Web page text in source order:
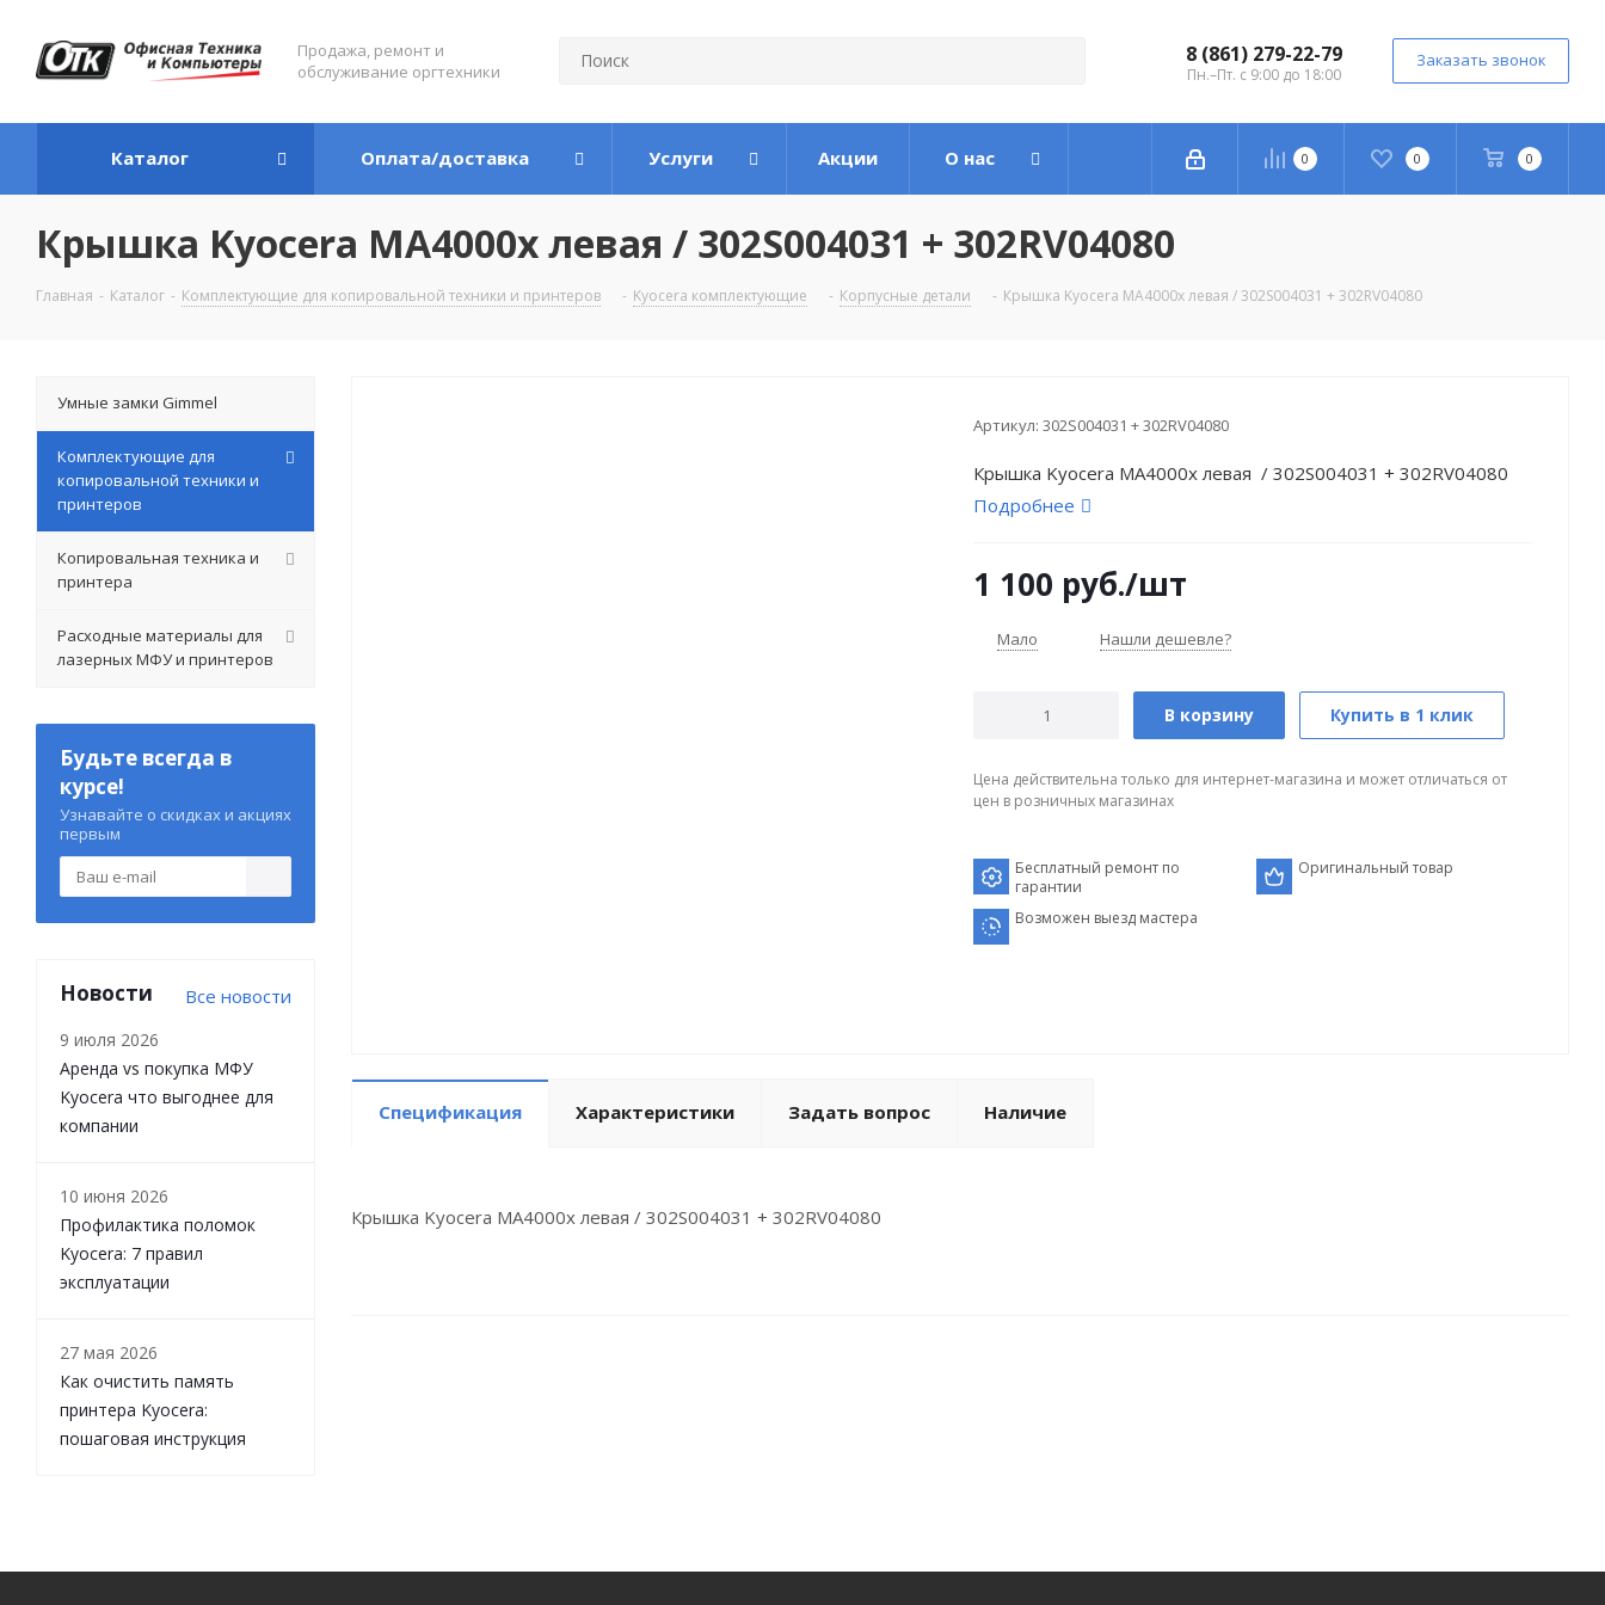
Продажа, ремонт и
обслуживание оргтехники
8 (861) 279-22-79
Пн.–Пт. с 9:00 до 18:00
Заказать звонок
0 0 0
Каталог Оплата/доставка Услуги Акции О нас
Крышка Kyocera MA4000x левая / 302S004031 + 302RV04080
Главная - Каталог - Комплектующие для копировальной техники и принтеров - Kyocera комплектующие - Корпусные детали - Крышка Kyocera MA4000x левая / 302S004031 + 302RV04080
Артикул: 302S004031 + 302RV04080
Крышка Kyocera MA4000x левая / 302S004031 + 302RV04080
Подробнее
1 100 руб./шт
Мало Нашли дешевле?
В корзину Купить в 1 клик
Цена действительна только для интернет-магазина и может отличаться от
цен в розничных магазинах
Бесплатный ремонт по
гарантии
Оригинальный товар
Возможен выезд мастера
Спецификация Характеристики Задать вопрос Наличие
Крышка Kyocera MA4000x левая / 302S004031 + 302RV04080
Умные замки Gimmel
Комплектующие для
копировальной техники и
принтеров
Копировальная техника и
принтера
Расходные материалы для
лазерных МФУ и принтеров
Будьте всегда в
курсе!
Узнавайте о скидках и акциях
первым
Новости Все новости
9 июля 2026
Аренда vs покупка МФУ
Kyocera что выгоднее для
компании
10 июня 2026
Профилактика поломок
Kyocera: 7 правил
эксплуатации
27 мая 2026
Как очистить память
принтера Kyocera:
пошаговая инструкция